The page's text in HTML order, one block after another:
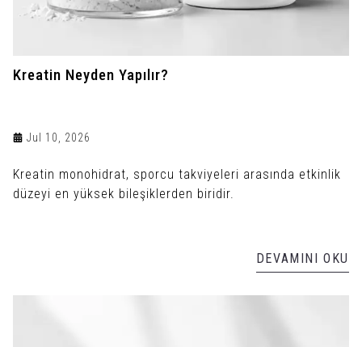
Kreatin Neyden Yapılır?
Jul 10, 2026
Kreatin monohidrat, sporcu takviyeleri arasında etkinlik
düzeyi en yüksek bileşiklerden biridir.
DEVAMINI OKU